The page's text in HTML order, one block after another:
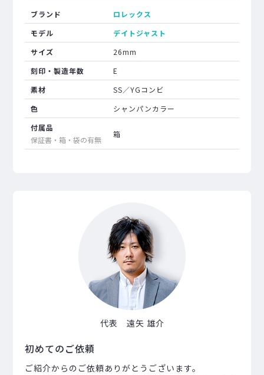
ブランド
ロレックス
モデル
デイトジャスト
サイズ
26mm
刻印・製造年数
E
素材
SS／YGコンビ
色
シャンパンカラー
付属品
保証書・箱・袋の有無
箱
代表 遠矢 雄介
初めてのご依頼
ご紹介からのご依頼ありがとうございます。